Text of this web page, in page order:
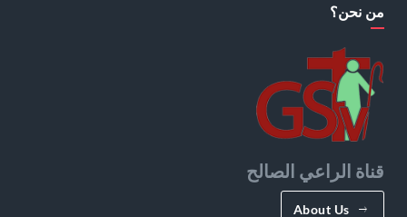
من نحن؟
قناة الراعي الصالح
About Us